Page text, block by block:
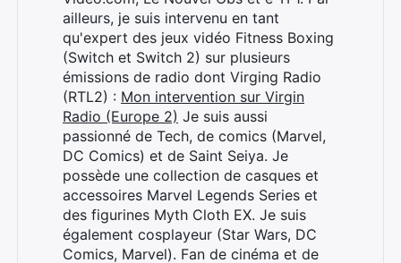
ailleurs, je suis intervenu en tant
qu'expert des jeux vidéo Fitness Boxing
(Switch et Switch 2) sur plusieurs
émissions de radio dont Virging Radio
(RTL2) : Mon intervention sur Virgin
Radio (Europe 2) Je suis aussi
passionné de Tech, de comics (Marvel,
DC Comics) et de Saint Seiya. Je
possède une collection de casques et
accessoires Marvel Legends Series et
des figurines Myth Cloth EX. Je suis
également cosplayeur (Star Wars, DC
Comics, Marvel). Fan de cinéma et de